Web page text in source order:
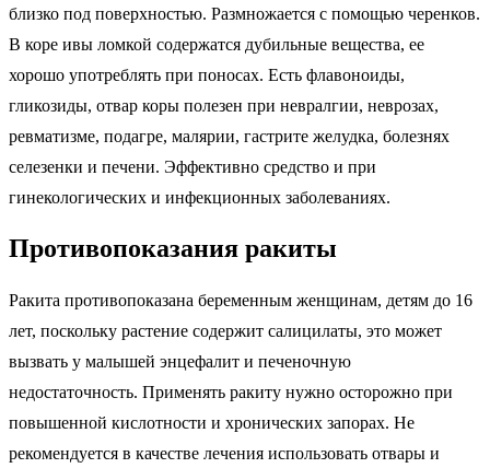
близко под поверхностью. Размножается с помощью черенков.
В коре ивы ломкой содержатся дубильные вещества, ее
хорошо употреблять при поносах. Есть флавоноиды,
гликозиды, отвар коры полезен при невралгии, неврозах,
ревматизме, подагре, малярии, гастрите желудка, болезнях
селезенки и печени. Эффективно средство и при
гинекологических и инфекционных заболеваниях.
Противопоказания ракиты
Ракита противопоказана беременным женщинам, детям до 16
лет, поскольку растение содержит салицилаты, это может
вызвать у малышей энцефалит и печеночную
недостаточность. Применять ракиту нужно осторожно при
повышенной кислотности и хронических запорах. Не
рекомендуется в качестве лечения использовать отвары и